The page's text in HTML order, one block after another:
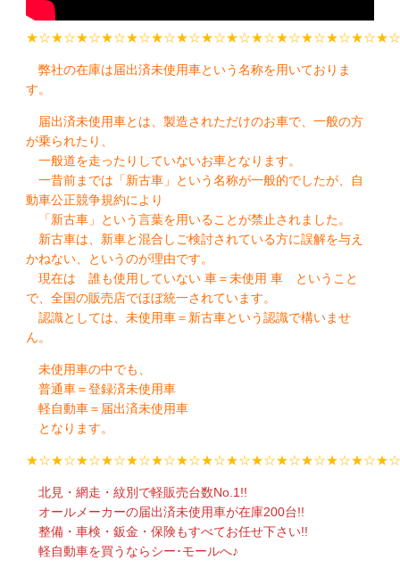
弊社の在庫は届出済未使用車という名称を用いておりま
す。
届出済未使用車とは、製造されただけのお車で、一般の方
が乗られたり、
一般道を走ったりしていないお車となります。
一昔前までは「新古車」という名称が一般的でしたが、自
動車公正競争規約により
「新古車」という言葉を用いることが禁止されました。
新古車は、新車と混合しご検討されている方に誤解を与え
かねない、というのが理由です。
現在は 誰も使用していない 車＝未使用 車 ということ
で、全国の販売店でほぼ統一されています。
認識としては、未使用車＝新古車という認識で構いませ
ん。
未使用車の中でも、
普通車＝登録済未使用車
軽自動車＝届出済未使用車
となります。
北見・網走・紋別で軽販売台数No.1!!
オールメーカーの届出済未使用車が在庫200台!!
整備・車検・鈑金・保険もすべてお任せ下さい!!
軽自動車を買うならシー･モールへ♪